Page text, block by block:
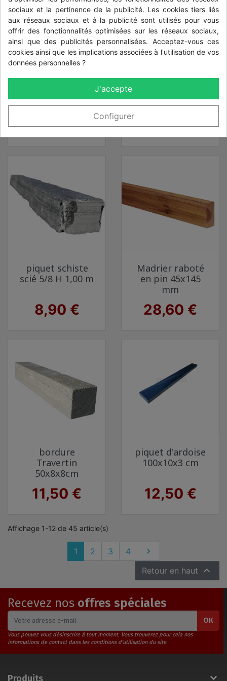
150 x 50 cm
79,95 €
200 x 50 cm
123,90 €
piquet schiste
scié 5/8 H 1,00 m
Prix
8,90 €
Madrier raboté
en pin 45x145
mm
Prix
28,60 €
bordure
Travertin
50x8x8cm
Prix
11,50 €
piquet d'ardoise
100x10x3 cm
Prix
12,50 €
Affichage 1-12 de 45 article(s)
1 2 3 4 Suivant

Retour en haut 
Recevez nos offres spéciales
OK
Vous pouvez vous désinscrire à tout moment. Vous trouverez pour cela nos
informations de contact dans les conditions d'utilisation du site.
Produits
sociaux et la pertinence de la publicité. Les cookies tiers liés
aux réseaux sociaux et à la publicité sont utilisés pour vous
offrir des fonctionnalités optimisées sur les réseaux sociaux,
ainsi que des publicités personnalisées. Acceptez-vous ces
cookies ainsi que les implications associées à l'utilisation de vos
données personnelles ?
J'accepte
Configurer